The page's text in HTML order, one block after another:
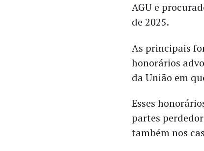
AGU e
de 2025.
As principais
honorários
da União em
Esses
partes
também nos